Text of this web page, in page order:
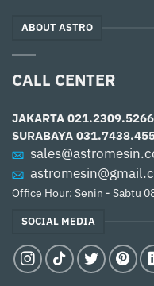
ABOUT ASTRO
CALL CENTER
JAKARTA 021.2309.5266
SURABAYA
Office Hour: Senin - Sabtu
SOCIAL MEDIA